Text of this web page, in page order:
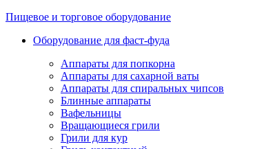
Пищевое и торговое оборудование
Оборудование для фаст-фуда
Аппараты для попкорна
Аппараты для сахарной ваты
Аппараты для спиральных чипсов
Блинные аппараты
Вафельницы
Вращающиеся грили
Грили для кур